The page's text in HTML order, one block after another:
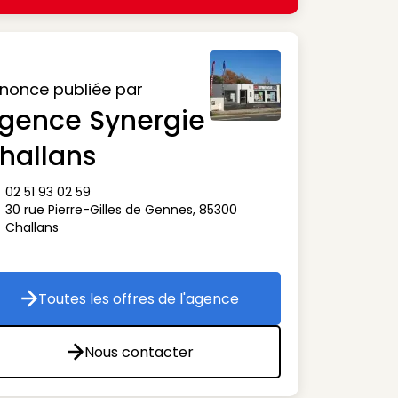
publiée par
Synergie
téléphone
02 51 93 02 59
adresse
30 rue Pierre-Gilles de Gennes, 85300
Challans
Toutes les offres de l'agence
Toutes les offres de l'agence
Nous contacter
Nous contacter